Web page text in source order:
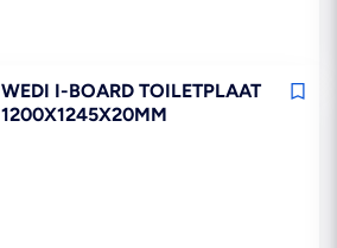
WEDI I-BOARD TOILETPLAAT
1200X1245X20MM